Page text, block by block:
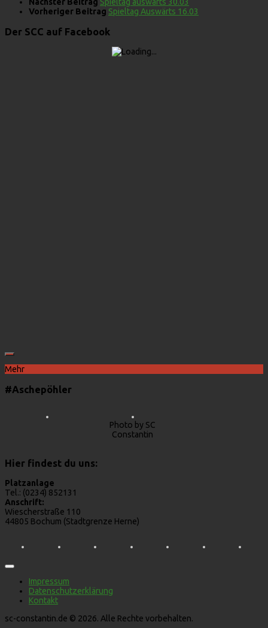
Vorheriger Beitrag Spieltag Auswärts 16.03
Der SCC auf Facebook
Mehr
#Aschepöhler
Photo by SC
Constantin
Hier findest du uns:
Platzanlage
Tel.: (0234) 852131
Anschrift:
Wiescherstraße 110
44805 Bochum (Stadtgrenze Herne)
Impressum
Datenschutzerklärung
Kontakt
sc-constantin.de © 2026. Alle Rechte vorbehalten.